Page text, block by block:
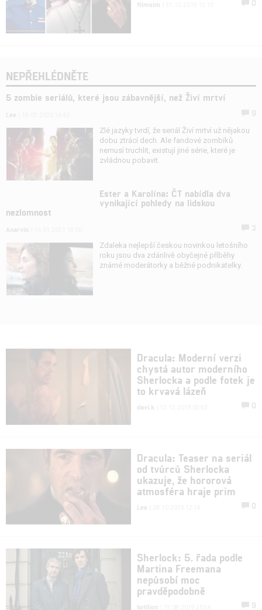
filmsim 0
NEPŘEHLÉDNĚTE
5 zombie seriálů, které jsou zábavnější, než Živí mrtví
Zlé jazyky tvrdí, že seriál Živí mrtví už nějakou
dobu ztrácí dech. Ale fandové zombíků
nemusí truchlit, existují jiné série, které je
zvládnou pobavit.
Ester a Karolína: ČT nabídla dva
vynikající pohledy na lidskou
nezlomnost
Zdaleka nejlepší českou novinkou letošního
roku jsou dva zdánlivě obyčejné příběhy
známé moderátorky a běžné podnikatelky.
Dracula: Moderní verzi
chystá autor moderního
Sherlocka a podle fotek je
to krvavá lázeň
davi.k 0
Dracula: Teaser na seriál
od tvůrců Sherlocka
ukazuje, že hororová
atmosféra hraje prim
Lee 0
Sherlock: 5. řada podle
Martina Freemana
nepůsobí moc
pravděpodobně
kotilion 9